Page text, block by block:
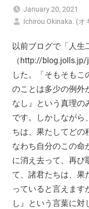
January 20, 2021
Ichirou Okinaka. (
以前ブログで「人生
（http://
した。「そもそも
のことは多少の例外
なし』という真理の
です。しかしながら
ちは、果たしてどの
なわち自分のこの命
に消え去って、再び
て、諸君たちは、果
っていると言えます
し』という言葉に対